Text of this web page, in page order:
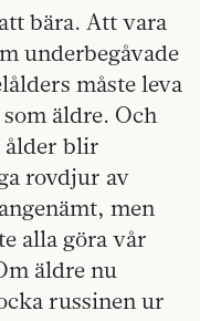
bära. Att vara
underbegåvade
måste leva
äldre. Och
ålder blir
rovdjur av
men
alla göra vår
äldre nu
russinen ur